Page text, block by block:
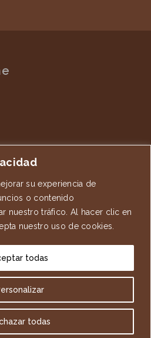
su experiencia de
o contenido
nuestro tráfico. Al hacer clic en
nuestro uso de cookies.
todas
todas
2026 - José Luis Giménez